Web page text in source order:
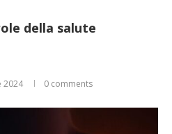
della salute
2024 0 comments